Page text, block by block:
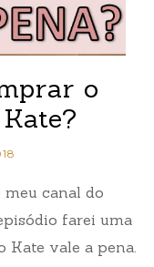
o
meu canal do
farei uma
Kate vale a pena.